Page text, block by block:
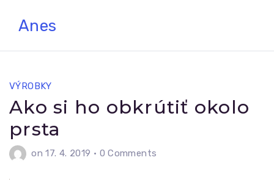
Anes
VÝROBKY
Ako si ho obkrútiť okolo
prsta
on 17. 4. 2019 • 0 Comments